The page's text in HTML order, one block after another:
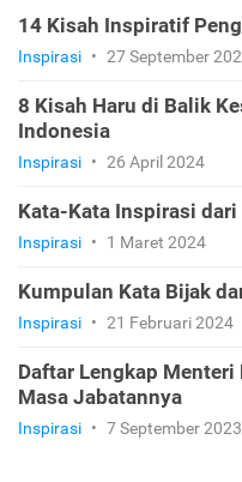
14 Kisah Inspiratif
Inspirasi • 27 September
8 Kisah Haru di Balik
Indonesia
Inspirasi • 26 April 2024
Kata-Kata Inspirasi
Inspirasi • 1 Maret 2024
Kumpulan Kata Bijak
Inspirasi • 21 Februari 2024
Daftar Lengkap
Masa Jabatannya
Inspirasi • 7 September 2023